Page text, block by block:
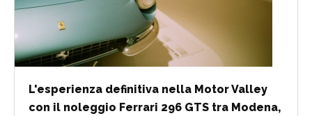
L'esperienza definitiva nella Motor Valley
con il noleggio Ferrari 296 GTS tra Modena,